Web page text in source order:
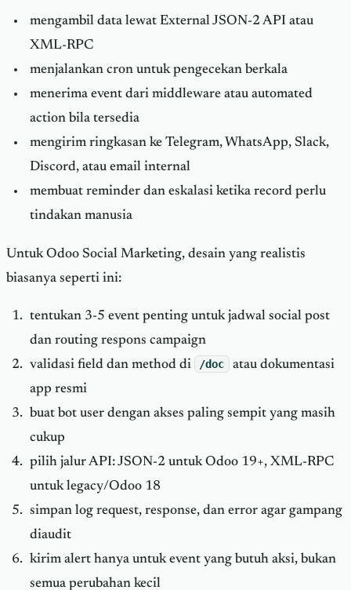
mengambil data lewat External JSON-2 API atau
XML-RPC
menjalankan cron untuk pengecekan berkala
menerima event dari middleware atau automated
action bila tersedia
mengirim ringkasan ke Telegram, WhatsApp, Slack,
Discord, atau email internal
membuat reminder dan eskalasi ketika record perlu
tindakan manusia
Untuk Odoo Social Marketing, desain yang realistis
biasanya seperti ini:
tentukan 3-5 event penting untuk jadwal social post
dan routing respons campaign
validasi field dan method di
/doc
atau dokumentasi
app resmi
buat bot user dengan akses paling sempit yang masih
cukup
pilih jalur API: JSON-2 untuk Odoo 19+, XML-RPC
untuk legacy/Odoo 18
simpan log request, response, dan error agar gampang
diaudit
kirim alert hanya untuk event yang butuh aksi, bukan
semua perubahan kecil